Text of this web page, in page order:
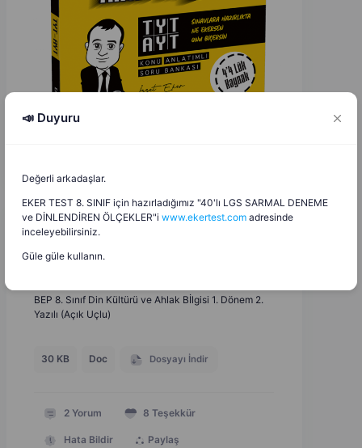
MS
21.12.2025
BEP 8. Sınıf Din Kültürü ve Ahlak Bİlgisi 1. Dönem 2.
Yazılı (Açık Uçlu)
30 KB Doc Dosyayı İndir
2Yorum 8 Teşekkür
Hata Bildir Paylaş
📣 Duyuru
Değerli arkadaşlar.
EKER TEST 8. SINIF için hazırladığımız "40'lı LGS SARMAL DENEME
ve DİNLENDİREN ÖLÇEKLER"i www.ekertest.com adresinde
inceleyebilirsiniz.
Güle güle kullanın.